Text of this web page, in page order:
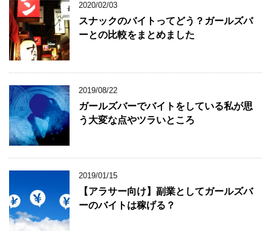
2020/02/03
スナックのバイトってどう？ガールズバ
ーとの比較をまとめました
2019/08/22
ガールズバーでバイトをしている私が思
う大変な点やツラいところ
2019/01/15
【アラサー向け】副業としてガールズバ
ーのバイトは稼げる？